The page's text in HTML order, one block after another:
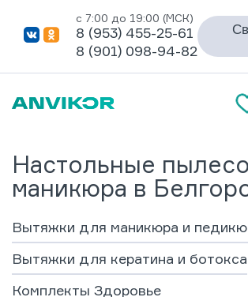
с 7:00 до 19:00 (МСК)
8 (953) 455-25-61
8 (901) 098-94-82
Настольные
маникюра в
Вытяжки для маникюра и
Вытяжки для кератина и ботокса
Комплекты Здоровье